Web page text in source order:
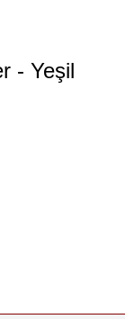
- Yeşil